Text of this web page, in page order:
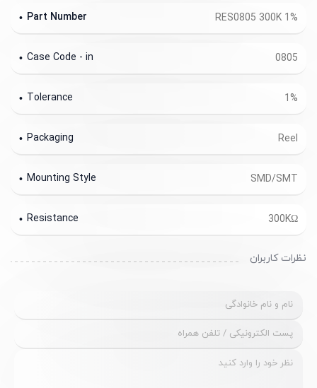
RES0805 300K 1%
Part Number
0805
Case Code - in
1%
Tolerance
Reel
Packaging
SMD/SMT
Mounting Style
300KΩ
Resistance
نظرات کاربران